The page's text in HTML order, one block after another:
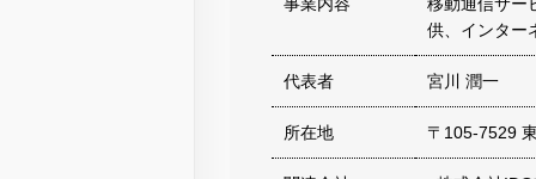
供、インター
代表者 宮川 潤一
所在地 〒105-7529